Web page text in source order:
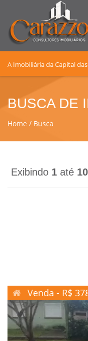
A Imobiliária da Capital
BUSCA DE
Home Busca
Exibindo 1até 10
Venda - R$